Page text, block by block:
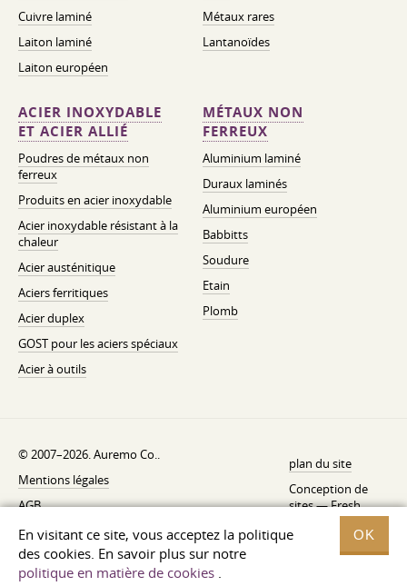
En visitant ce site, vous acceptez la politique
des cookies. En savoir plus sur notre
politique en matière de cookies .
OK
Cuivre laminé
Laiton laminé
Laiton européen
Métaux rares
Lantanoïdes
ACIER INOXYDABLE
ET ACIER ALLIÉ
Poudres de métaux non
ferreux
Produits en acier inoxydable
Acier inoxydable résistant à la
chaleur
Acier austénitique
Aciers ferritiques
Acier duplex
GOST pour les aciers spéciaux
Acier à outils
MÉTAUX NON
FERREUX
Aluminium laminé
Duraux laminés
Aluminium européen
Babbitts
Soudure
Etain
Plomb
© 2007–2026. Auremo Co..
Mentions légales
AGB
Politique de rétractation
Politique de confidentialité
plan du site
Conception de
sites —Fresh